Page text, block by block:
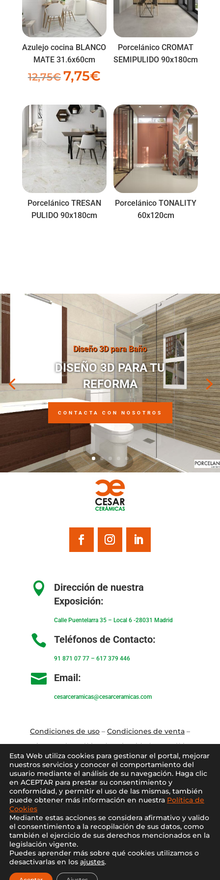
Azulejo cocina BLANCO
MATE 31.6x60cm
12,75€ El
era:
12,75€.
7,75€El
es:
7,75€.
Porcelánico CROMAT
SEMIPULIDO 90x180cm
Porcelánico TRESAN
PULIDO 90x180cm
Porcelánico TONALITY
60x120cm
Diseño 3D para Baño
DISEÑO 3D PARA TU
REFORMA
CONTACTA CON NOSOTROS

Dirección de nuestra
Exposición:
Calle Puentelarra 35 – Local 6 -28031 Madrid
 Teléfonos de Contacto:
91 871 07 77– 617 379 446
 Email:
cesarceramicas@cesarceramicas.com
Condiciones de uso– Condiciones de venta–
Aviso Legal–Política de privacidad –Política
de cookies
Blog–Contacto–Conócenos –Mi Cuenta
2021 ©Cesar Cerámicas
Esta Web utiliza cookies para gestionar el portal, mejorar
nuestros servicios y conocer el comportamiento del
usuario mediante el análisis de su navegación. Haga clic
en ACEPTAR para prestar su consentimiento y
conformidad, y permitir el uso de las mismas, también
puede obtener más información en nuestra Política de
Cookies
Mediante estas acciones se considera afirmativo y valido
el consentimiento a la recopilación de sus datos, como
también el ejercicio de sus derechos mencionados en la
legislación vigente.
Puedes aprender más sobre qué cookies utilizamos o
desactivarlas en los ajustes.